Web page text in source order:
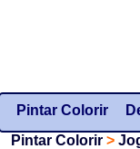
Pintar Colorir
Pintar Colorir >